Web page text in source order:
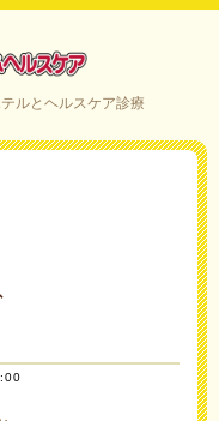
市
ルとヘルスケア診療